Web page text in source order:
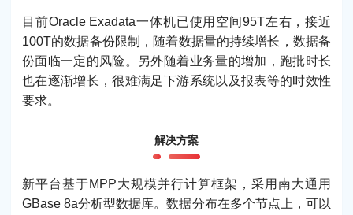
目前Oracle Exadata一体机已使用空间95T左右，接近
100T的数据备份限制，随着数据量的持续增长，数据备
份面临一定的风险。另外随着业务量的增加，跑批时长
也在逐渐增长，很难满足下游系统以及报表等的时效性
要求。
解决方案
新平台基于MPP大规模并行计算框架，采用南大通用
GBase 8a分析型数据库。数据分布在多个节点上，可以